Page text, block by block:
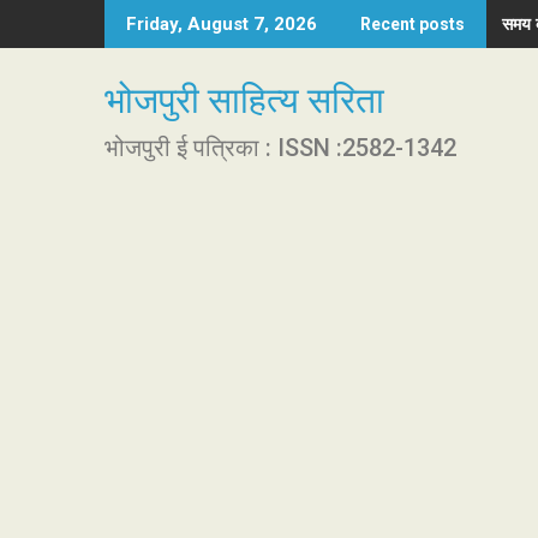
k
Friday, August 7, 2026 Recent posts समय
भोजपुरी साहित्य सरिता
भोजपुरी ई पत्रिका : ISSN :2582-1342